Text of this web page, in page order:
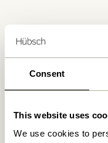
Consent
This website uses
We use cookies to
Belgien
Key Account
T: +45 32 42 18 13
E: sales@hubsch-